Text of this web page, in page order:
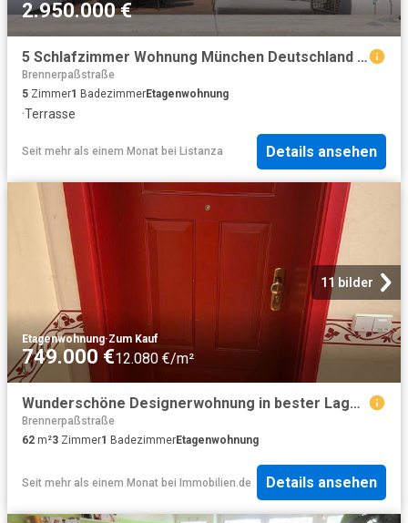
2.950.000 €
5 Schlafzimmer Wohnung München Deutschland 101193385
Brennerpaßstraße
5 Zimmer1 BadezimmerEtagenwohnung
·Terrasse
Seit mehr als einem Monat bei Listanza Details ansehen
11 bilder
Etagenwohnung·Zum Kauf
749.000 €12.080 €/m²
Wunderschöne Designerwohnung in bester Lage mit vielen Besonderheiten
Brennerpaßstraße
62 m²3 Zimmer1 BadezimmerEtagenwohnung
Seit mehr als einem Monat bei Immobilien.de Details ansehen